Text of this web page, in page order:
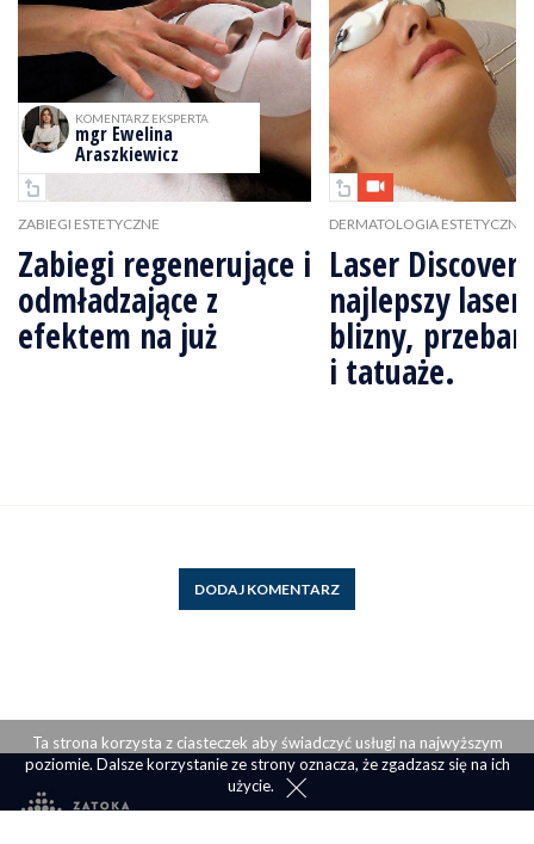
KOMENTARZ EKSPERTA
mgr Ewelina
Araszkiewicz
ZABIEGI ESTETYCZNE
Zabiegi regenerujące i
odmładzające z
efektem na już
DERMATOLOGIA ESTETYCZNA
Laser
najlepszy laser
blizny,
i tatuaże.
DODAJ KOMENTARZ
Ta strona korzysta z ciasteczek aby świadczyć usługi na najwyższym
poziomie. Dalsze korzystanie ze strony oznacza, że zgadzasz się na ich
użycie.